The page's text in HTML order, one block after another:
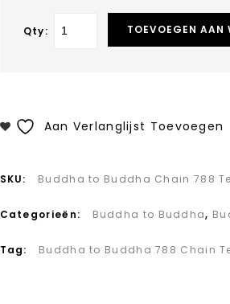
Qty: TOEVOEGEN AAN
Aan Verlanglijst Toevoegen
SKU: Buddha to Buddha Chain 788
Categorieën: Buddha to Buddha,
Tag: Buddha to Buddha 788 Chain